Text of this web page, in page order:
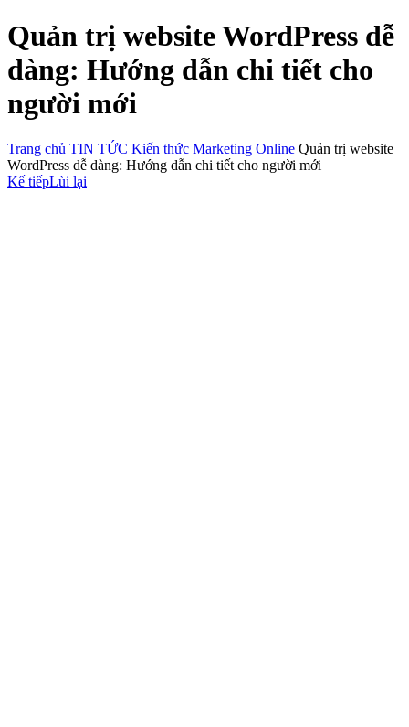
Quản trị website WordPress dễ
dàng: Hướng dẫn chi tiết cho
người mới
Trang chủ TIN TỨC Kiến thức Marketing Online Quản trị website
WordPress dễ dàng: Hướng dẫn chi tiết cho người mới
Kế tiếpLùi lại